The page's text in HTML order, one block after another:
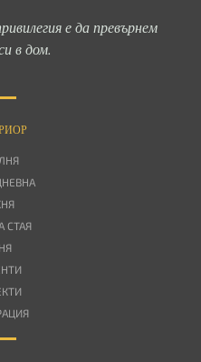
е да превърнем
в дом.
СТАЯ